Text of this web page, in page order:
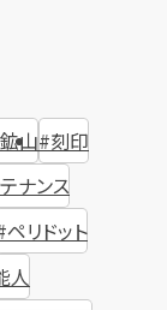
鉱山 刻印
ナンス
ペリドット
人